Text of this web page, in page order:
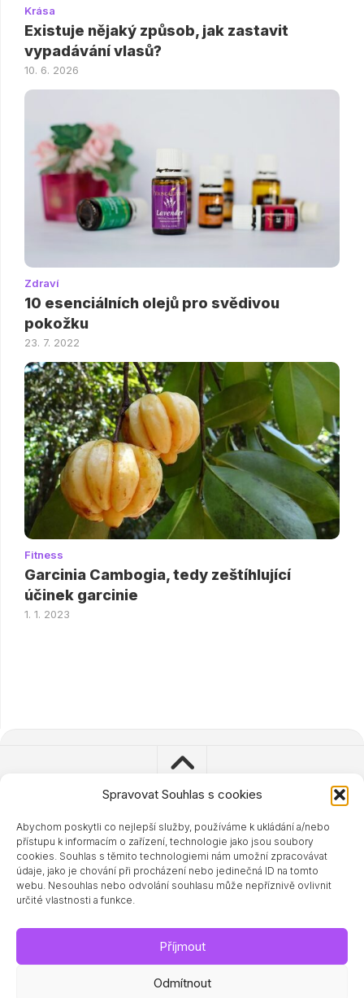
Spravovat Souhlas s cookies
Abychom poskytli co nejlepší služby, používáme k ukládání a/nebo
přístupu k informacím o zařízení, technologie jako jsou soubory
cookies. Souhlas s těmito technologiemi nám umožní zpracovávat
údaje, jako je chování při procházení nebo jedinečná ID na tomto
webu. Nesouhlas nebo odvolání souhlasu může nepříznivě ovlivnit
určité vlastnosti a funkce.
Příjmout
Odmítnout
Krása
Existuje nějaký způsob, jak zastavit
vypadávání vlasů?
10. 6. 2026
Zdraví
10 esenciálních olejů pro svědivou
pokožku
23. 7. 2022
Fitness
Garcinia Cambogia, tedy zeštíhlující
účinek garcinie
1. 1. 2023
© 2023 - 2024 Zdravisimo.cz
Powered byWordPress. Theme by Alx.
Související magazíny a doporučené odkazy: